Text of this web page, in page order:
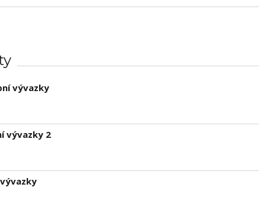
vývazky
vývazky 2